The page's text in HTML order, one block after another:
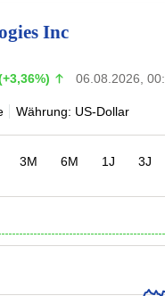
Inc
06.08.2026,
Währung: US-Dollar
3M 6M 1J 3J